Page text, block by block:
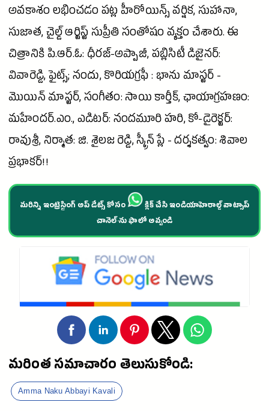
అవకాశం లభించడం పట్ల హీరోయిన్స్వర్షిక, సుహానా,
సుజాత, చైల్డ్ ఆర్టిస్ట్ సుప్రీతి సంతోషం వ్యక్తం చేశారు. ఈ
చిత్రానికి పి.ఆర్.ఓ: ధీరజ్-అప్పాజీ, పబ్లిసిటీ డిజైనర్:
వివారెడ్డి, ఫైట్స్; నందు, కొరియగ్రఫీ : భాను మాస్టర్ -
మొయిన్ మాస్టర్, సంగీతం: సాయి కార్తీక్, ఛాయాగ్రహణం:
మహేందర్.ఎం., ఎడిటర్: నందమూరి హరి, కో-డైరెక్టర్:
రావుశ్రీ, నిర్మాత: జి. శైలజ రెడ్డి, స్క్రీన్ ప్లే - దర్శకత్వం: శివాల
ప్రభాకర్!!
మరిన్ని ఇంట్రెస్టింగ్ అప్ డేట్స్ కోసం
క్లిక్ చేసి ఇండియాహెరాల్డ్ వాట్సాప్
చానెల్·ను ఫాలో అవ్వండి
మరింత సమాచారం తెలుసుకోండి:
Amma Naku Abbayi Kavali